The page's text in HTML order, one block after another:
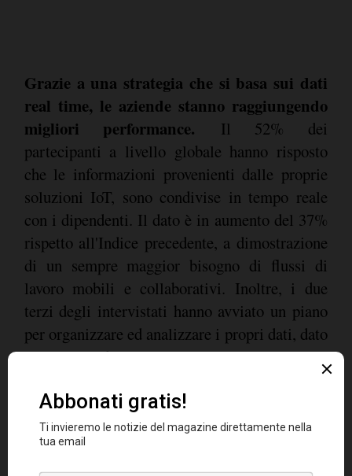
Grazie a una strategia che si basa sui dati
real time, le aziende stanno raggiungendo
migliori performance.
Il 52% dei
partecipanti a livello globale hanno risposto
che le informazioni provenienti dalle proprie
soluzioni IoT, sono condivise in tempo reale
con i dipendenti. Il dato è in aumento del 37%
rispetto all'Indice precedente, a dimostrazione
di un sempre maggior bisogno di flussi di
lavoro mobili e collaborativi. Inoltre, i due
terzi degli intervistati hanno avviato un piano
per organizzare ed analizzare i propri dati, dato
in aumento del 10%. Gli elementi più rilevanti
all'interno dei piani di data management delle
imprese sono risultati essere quelli di real-time
analytics (66%) e quelli per la security (63%).
Nella Regione EMEA, invece, Il 47% degli
intervistati ha affermato che le informazioni